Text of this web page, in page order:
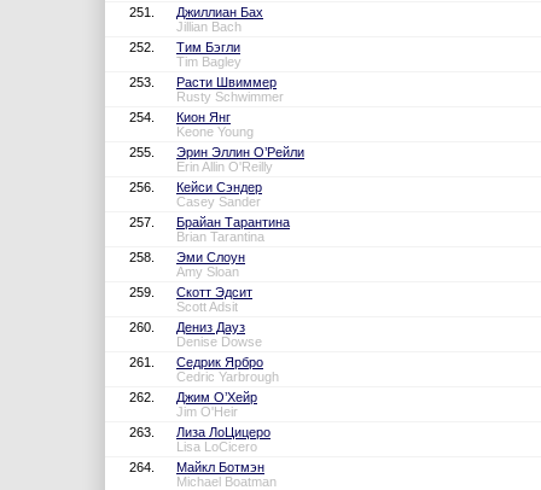
251.
Джиллиан Бах
Jillian Bach
252.
Тим Бэгли
Tim Bagley
253.
Расти Швиммер
Rusty Schwimmer
254.
Кион Янг
Keone Young
255.
Эрин Эллин О’Рейли
Erin Allin O'Reilly
256.
Кейси Сэндер
Casey Sander
257.
Брайан Тарантина
Brian Tarantina
258.
Эми Слоун
Amy Sloan
259.
Скотт Эдсит
Scott Adsit
260.
Дениз Дауз
Denise Dowse
261.
Седрик Ярбро
Cedric Yarbrough
262.
Джим О’Хейр
Jim O'Heir
263.
Лиза ЛоЦицеро
Lisa LoCicero
264.
Майкл Ботмэн
Michael Boatman